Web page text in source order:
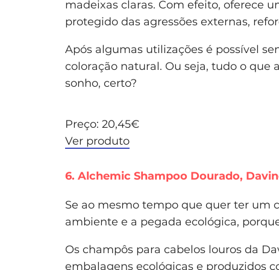
madeixas claras. Com efeito, oferece
protegido das agressões externas,
Após algumas utilizações é possível
coloração natural. Ou seja, tudo o
sonho, certo?
Preço: 20,45€
Ver produto
6. Alchemic Shampoo Dourado,
Se ao mesmo tempo que quer ter um
ambiente e a pegada ecológica,
Os champôs para cabelos louros da
embalagens ecológicas e produzidos